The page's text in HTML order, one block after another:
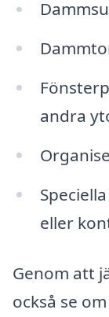
andra
eller
Genom att
också se